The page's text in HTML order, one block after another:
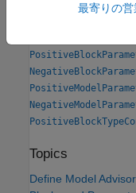
Topics
Define Model
最寄りの